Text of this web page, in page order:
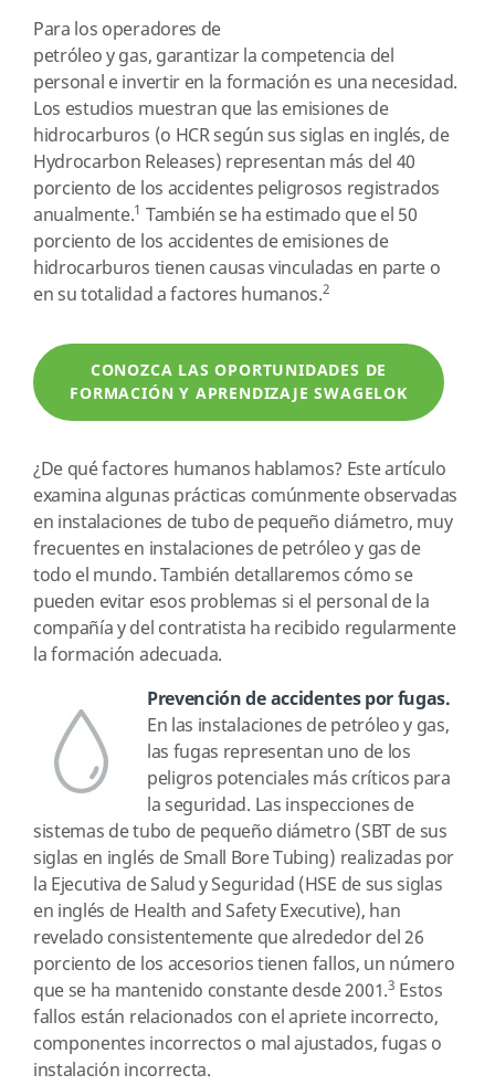
Para los operadores de
petróleo y gas, garantizar la competencia del
personal e invertir en la formación es una necesidad.
Los estudios muestran que las emisiones de
hidrocarburos (o HCR según sus siglas en inglés, de
Hydrocarbon Releases) representan más del 40
porciento de los accidentes peligrosos registrados
anualmente.1 También se ha estimado que el 50
porciento de los accidentes de emisiones de
hidrocarburos tienen causas vinculadas en parte o
en su totalidad a factores humanos.2
CONOZCA LAS OPORTUNIDADES DE
FORMACIÓN Y APRENDIZAJE SWAGELOK
¿De qué factores humanos hablamos? Este artículo
examina algunas prácticas comúnmente observadas
en instalaciones de tubo de pequeño diámetro, muy
frecuentes en instalaciones de petróleo y gas de
todo el mundo. También detallaremos cómo se
pueden evitar esos problemas si el personal de la
compañía y del contratista ha recibido regularmente
la formación adecuada.
Prevención de accidentes por fugas.
En las instalaciones de petróleo y gas,
las fugas representan uno de los
peligros potenciales más críticos para
la seguridad. Las inspecciones de
sistemas de tubo de pequeño diámetro (SBT de sus
siglas en inglés de Small Bore Tubing) realizadas por
la Ejecutiva de Salud y Seguridad (HSE de sus siglas
en inglés de Health and Safety Executive), han
revelado consistentemente que alrededor del 26
porciento de los accesorios tienen fallos, un número
que se ha mantenido constante desde 2001.3 Estos
fallos están relacionados con el apriete incorrecto,
componentes incorrectos o mal ajustados, fugas o
instalación incorrecta.